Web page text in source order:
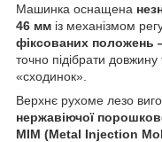
Машинка оснащена
46 мм із механізмом
фіксованих положень
точно підібрати
«сходинок».
Верхнє рухоме лезо
нержавіючої
MIM (Metal Injection